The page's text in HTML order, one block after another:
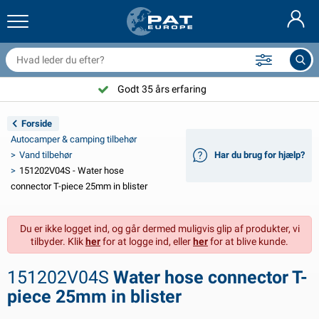
& tilbehør
udstyr til trailer
Belysning
Belysning Aspöck
Belysning Radex
belysning for tilhengere
panel
indvendig
& solprodukter
& 24V tilbehør
og topbetræk
& autocamper udvendig
& bobil invendig
til gas
tilbehør
tilbehør
og beslag
og sjækler
og vedligeholdelse
covers og tilbehør
Brandslukker & brandtæpper
produkter
Nederlands
Deutsch
English
Français
Norsk
Suomalainen
Godt 35 års erfaring
Forside
Autocamper & camping tilbehør
Vand tilbehør
151202V04S - Water hose
connector T-piece 25mm in blister
Har du brug for hjælp?
Du er ikke logget ind, og går dermed muligvis glip af produkter, vi
tilbyder. Klikherfor at logge ind, ellerherfor at blive kunde.
151202V04S Water hose connector T-
piece 25mm in blister